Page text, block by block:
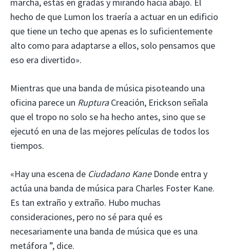
hecho de que Lumon los traería a actuar en un edificio
que tiene un techo que apenas es lo suficientemente
alto como para adaptarse a ellos, solo pensamos que
eso era divertido».
Mientras que una banda de música pisoteando una
oficina parece un RupturaCreación, Erickson señala
que el tropo no solo se ha hecho antes, sino que se
ejecutó en una de las mejores películas de todos los
tiempos.
«Hay una escena de Ciudadano KaneDonde entra y
actúa una banda de música para Charles Foster Kane.
Es tan extraño y extraño. Hubo muchas
consideraciones, pero no sé para qué es
necesariamente una banda de música que es una
metáfora ”, dice.